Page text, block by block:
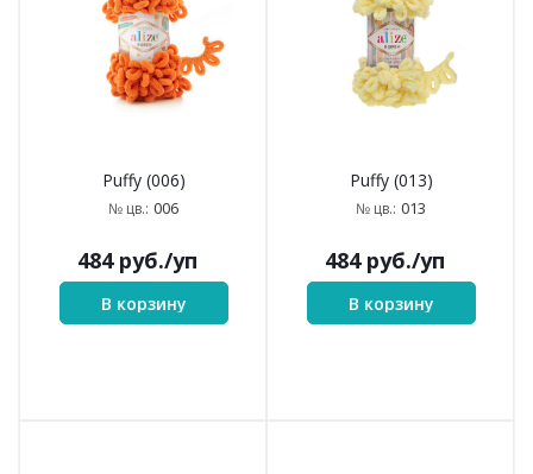
Puffy (006)
№ цв.: 006
484руб./уп
В корзину
Puffy (013)
№ цв.: 013
484руб./уп
В корзину